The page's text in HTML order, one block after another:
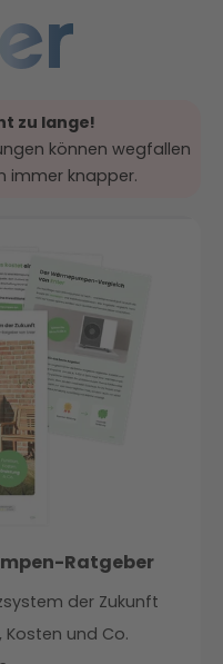
zu lange!
können wegfallen
immer knapper.